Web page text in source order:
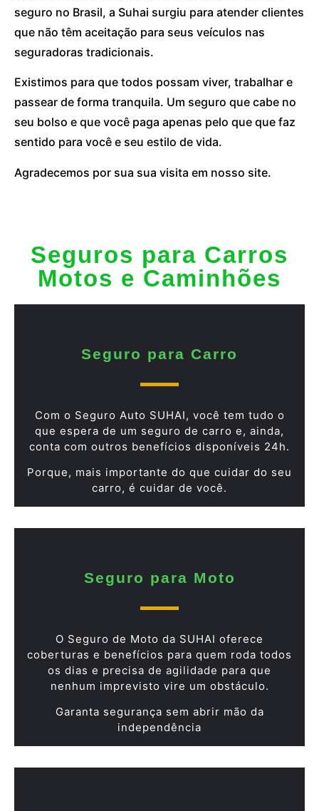
seguro no Brasil, a Suhai surgiu para atender clientes
que não têm aceitação para seus veículos nas
seguradoras tradicionais.
Existimos para que todos possam viver, trabalhar e
passear de forma tranquila. Um seguro que cabe no
seu bolso e que você paga apenas pelo que que faz
sentido para você e seu estilo de vida.
Agradecemos por sua sua visita em nosso site.
Seguros para Carros
Motos e Caminhões
Seguro para Carro
Com o Seguro Auto SUHAI, você tem tudo o
que espera de um seguro de carro e, ainda,
conta com outros benefícios disponíveis 24h.
Porque, mais importante do que cuidar do seu
carro, é cuidar de você.
Seguro para Moto
O Seguro de Moto da SUHAI oferece
coberturas e benefícios para quem roda todos
os dias e precisa de agilidade para que
nenhum imprevisto vire um obstáculo.
Garanta segurança sem abrir mão da
independência